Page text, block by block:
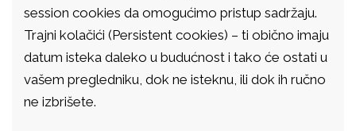
session cookies da omogućimo pristup sadržaju.
Trajni kolačići (Persistent cookies) – ti obično imaju
datum isteka daleko u budućnost i tako će ostati u
vašem pregledniku, dok ne isteknu, ili dok ih ručno
ne izbrišete.